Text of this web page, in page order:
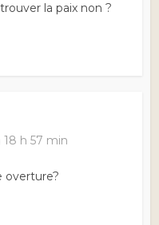
la paix non ?
18 h 57 min
overture?